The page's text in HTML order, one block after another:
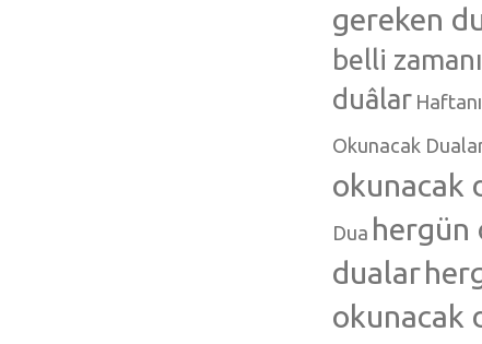
gereken
belli
duâlar
Okunacak
okunacak
Dua hergün
dualar
okunacak